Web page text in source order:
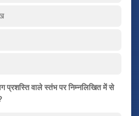
प्रशस्ति वाले स्तंभ पर निम्नलिखित में से